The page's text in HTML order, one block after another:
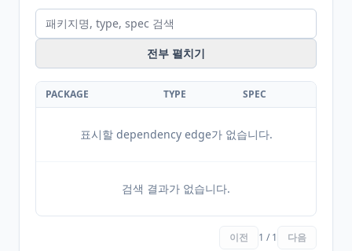
전부 펼치기
PACKAGE TYPE SPEC
표시할 dependency edge가 없습니다.
검색 결과가 없습니다.
이전 1 / 1 다음